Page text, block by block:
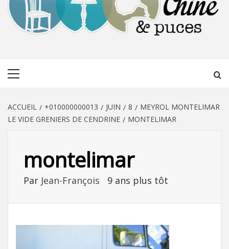
ACCUEIL +010000000013 JUIN 8
MEYROL MONTELIMAR
LE VIDE GRENIERS DE CENDRINE
MONTELIMAR
montelimar
Par Jean-François 9 ans plus tôt